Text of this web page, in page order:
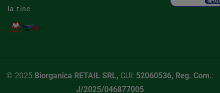
la tine
© 2025 Biorganica RETAIL SRL, CUI: 52060536, Reg. Com.:
J/2025/046877005